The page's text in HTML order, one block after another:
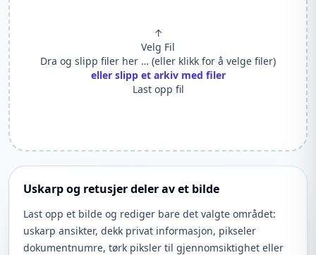
↑
Velg Fil
Dra og slipp filer her … (eller klikk for å velge filer)
eller slipp et arkiv med filer
Last opp fil
Uskarp og retusjer deler av et bilde
Last opp et bilde og rediger bare det valgte området:
uskarp ansikter, dekk privat informasjon, pikseler
dokumentnumre, tørk piksler til gjennomsiktighet eller